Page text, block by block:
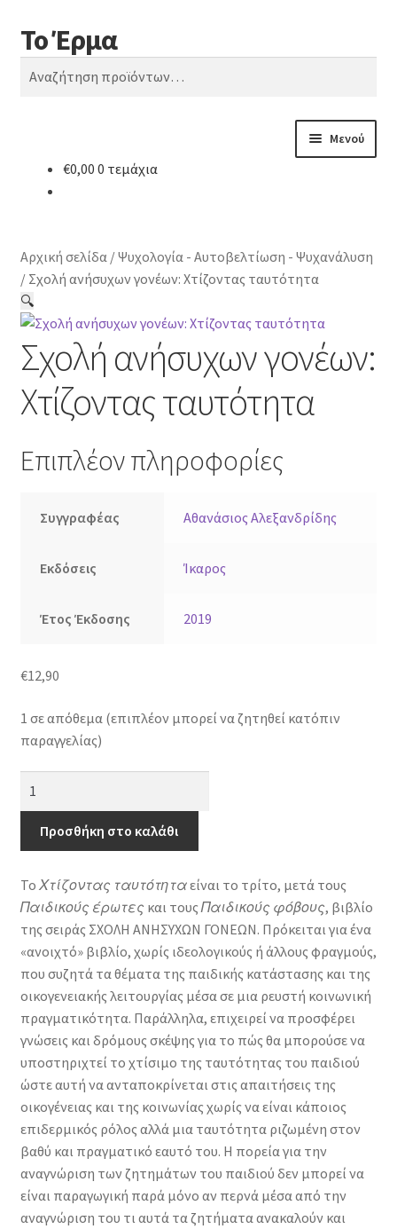
Απευθείας
μετάβαση
στην
Μετάβαση
σε
περιεχόμενο
Το Έρμα
Αναζήτηση
Αναζήτηση
Μενού
Κατηγορίες Βιβλίων
Συχνές Ερωτήσεις
Επικοινωνία
€0,00 0 τεμάχια
Αρχική σελίδα/Ψυχολογία - Αυτοβελτίωση - Ψυχανάλυση
/ Σχολή ανήσυχων γονέων: Χτίζοντας ταυτότητα
🔍
Σχολή ανήσυχων γονέων:
Χτίζοντας ταυτότητα
Επιπλέον πληροφορίες
Συγγραφέας Αθανάσιος Αλεξανδρίδης
Εκδόσεις Ίκαρος
Έτος Έκδοσης 2019
€12,90
1 σε απόθεμα (επιπλέον μπορεί να ζητηθεί κατόπιν
παραγγελίας)
γονέων:
Χτίζοντας
ποσότητα
Προσθήκη στο καλάθι
Το Χτίζοντας ταυτότηταείναι το τρίτο, μετά τους
Παιδικούς έρωτες και τους Παιδικούς φόβους, βιβλίο
της σειράς ΣΧΟΛΗ ΑΝΗΣΥΧΩΝ ΓΟΝΕΩΝ. Πρόκειται για ένα
«ανοιχτό» βιβλίο, χωρίς ιδεολογικούς ή άλλους φραγμούς,
που συζητά τα θέματα της παιδικής κατάστασης και της
οικογενειακής λειτουργίας μέσα σε μια ρευστή κοινωνική
πραγματικότητα. Παράλληλα, επιχειρεί να προσφέρει
γνώσεις και δρόμους σκέψης για το πώς θα μπορούσε να
υποστηριχτεί το χτίσιμο της ταυτότητας του παιδιού
ώστε αυτή να ανταποκρίνεται στις απαιτήσεις της
οικογένειας και της κοινωνίας χωρίς να είναι κάποιος
επιδερμικός ρόλος αλλά μια ταυτότητα ριζωμένη στον
βαθύ και πραγματικό εαυτό του. Η πορεία για την
αναγνώριση των ζητημάτων του παιδιού δεν μπορεί να
είναι παραγωγική παρά μόνο αν περνά μέσα από την
αναγνώριση του τι αυτά τα ζητήματα ανακαλούν και